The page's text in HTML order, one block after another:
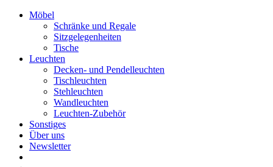
Möbel
Schränke und Regale
Sitzgelegenheiten
Tische
Leuchten
Decken- und Pendelleuchten
Tischleuchten
Stehleuchten
Wandleuchten
Leuchten-Zubehör
Sonstiges
Über uns
Newsletter